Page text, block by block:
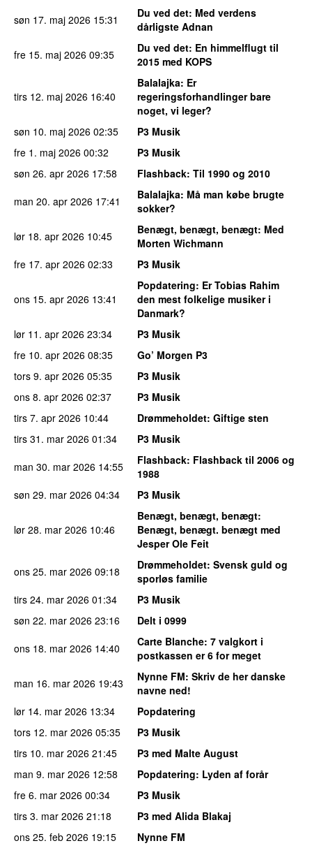
søn 17. maj 2026 15:31 Du ved det: Med verdens
dårligste Adnan
fre 15. maj 2026 09:35 Du ved det: En himmelflugt til
2015 med KOPS
tirs 12. maj 2026 16:40
Balalajka: Er
regeringsforhandlinger bare
noget, vi leger?
søn 10. maj 2026 02:35
P3 Musik
fre 1. maj 2026 00:32
P3 Musik
søn 26. apr 2026 17:58 Flashback: Til 1990 og 2010
man 20. apr 2026 17:41 Balalajka: Må man købe brugte
sokker?
lør 18. apr 2026 10:45 Benægt, benægt, benægt: Med
Morten Wichmann
fre 17. apr 2026 02:33 P3 Musik
ons 15. apr 2026 13:41
Popdatering: Er Tobias Rahim
den mest folkelige musiker i
Danmark?
lør 11. apr 2026 23:34
P3 Musik
fre 10. apr 2026 08:35
Go’ Morgen P3
tors 9. apr 2026 05:35
P3 Musik
ons 8. apr 2026 02:37
P3 Musik
tirs 7. apr 2026 10:44 Drømmeholdet: Giftige sten
tirs 31. mar 2026 01:34
P3 Musik
man 30. mar 2026 14:55 Flashback: Flashback til 2006 og
1988
søn 29. mar 2026 04:34 P3 Musik
lør 28. mar 2026 10:46
Benægt, benægt, benægt:
Benægt, benægt. benægt med
Jesper Ole Feit
ons 25. mar 2026 09:18 Drømmeholdet: Svensk guld og
sporløs familie
tirs 24. mar 2026 01:34
P3 Musik
søn 22. mar 2026 23:16
Delt i 0999
ons 18. mar 2026 14:40 Carte Blanche: 7 valgkort i
postkassen er 6 for meget
man 16. mar 2026 19:43 Nynne FM: Skriv de her danske
navne ned!
lør 14. mar 2026 13:34
Popdatering
tors 12. mar 2026 05:35
P3 Musik
tirs 10. mar 2026 21:45
P3 med Malte August
man 9. mar 2026 12:58 Popdatering: Lyden af forår
fre 6. mar 2026 00:34
P3 Musik
tirs 3. mar 2026 21:18
P3 med Alida Blakaj
ons 25. feb 2026 19:15 Nynne FM